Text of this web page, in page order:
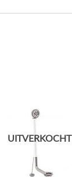
UITVERKOCHT